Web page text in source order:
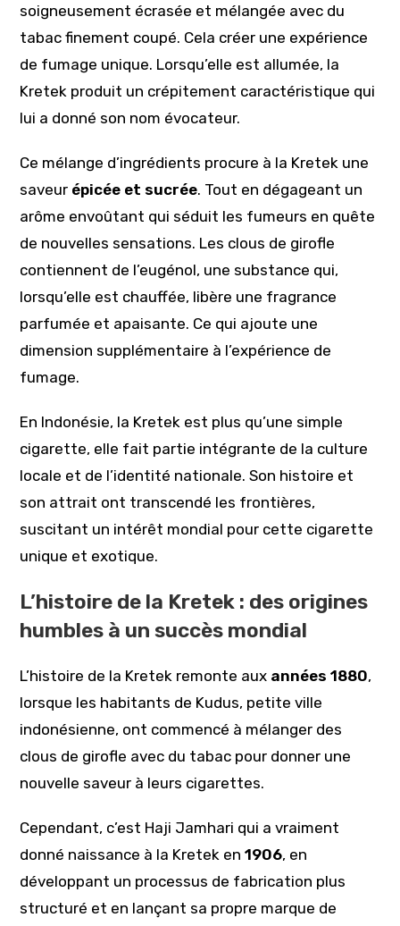
soigneusement écrasée et mélangée avec du
tabac finement coupé. Cela créer une expérience
de fumage unique. Lorsqu’elle est allumée, la
Kretek produit un crépitement caractéristique qui
lui a donné son nom évocateur.
Ce mélange d’ingrédients procure à la Kretek une
saveur épicée et sucrée. Tout en dégageant un
arôme envoûtant qui séduit les fumeurs en quête
de nouvelles sensations. Les clous de girofle
contiennent de l’eugénol, une substance qui,
lorsqu’elle est chauffée, libère une fragrance
parfumée et apaisante. Ce qui ajoute une
dimension supplémentaire à l’expérience de
fumage.
En Indonésie, la Kretek est plus qu’une simple
cigarette, elle fait partie intégrante de la culture
locale et de l’identité nationale. Son histoire et
son attrait ont transcendé les frontières,
suscitant un intérêt mondial pour cette cigarette
unique et exotique.
L’histoire de la Kretek : des origines
humbles à un succès mondial
L’histoire de la Kretek remonte aux années 1880,
lorsque les habitants de Kudus, petite ville
indonésienne, ont commencé à mélanger des
clous de girofle avec du tabac pour donner une
nouvelle saveur à leurs cigarettes.
Cependant, c’est Haji Jamhari qui a vraiment
donné naissance à la Kretek en1906, en
développant un processus de fabrication plus
structuré et en lançant sa propre marque de